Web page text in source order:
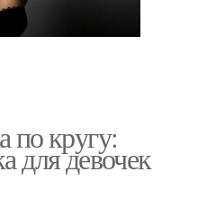
по кругу:
для девочек